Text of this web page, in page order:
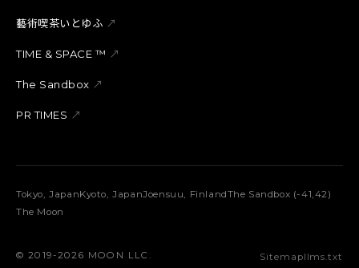
藝術喫茶いとゆふ ↗
TIME & SPACE ™︎ ↗
The Sandbox ↗
PR TIMES ↗
Tokyo, JapanKyoto, JapanJoensuu, FinlandThe Sandbox (-41,42)
The Moon
©︎ 2019-2026 MOON LLC. Sitemapllms.txt